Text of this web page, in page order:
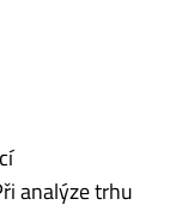
analýze trhu